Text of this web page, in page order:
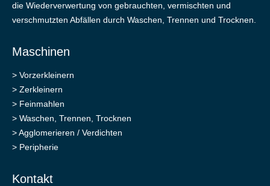
die Wiederverwertung von gebrauchten, vermischten und
verschmutzten Abfällen durch Waschen, Trennen und Trocknen.
Maschinen
> Vorzerkleinern
> Zerkleinern
> Feinmahlen
> Waschen, Trennen, Trocknen
>Agglomerieren / Verdichten
> Peripherie
Kontakt